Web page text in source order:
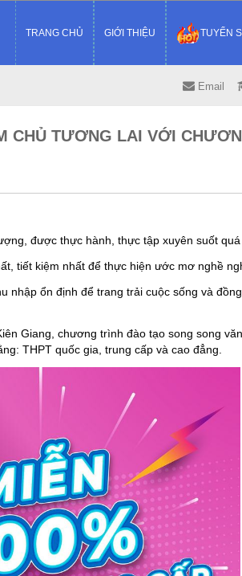
TRANG CHỦ GIỚI THIỆU TUYỂN
Email
CHỦ TƯƠNG LAI VỚI
được thực hành, thực tập xuyên suốt
tiết kiệm nhất để thực hiện ước mơ nghề
nhập ổn định để trang trải cuộc sống và
Giang, chương trình đào tạo song song
THPT quốc gia, trung cấp và cao đẳng.